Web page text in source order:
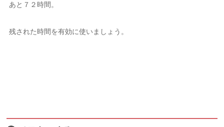
あと７２時間。
残された時間を有効に使いましょう。